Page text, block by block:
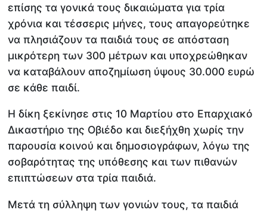
επίσης τα γονικά τους δικαιώματα για τρία
χρόνια και τέσσερις μήνες, τους απαγορεύτηκε
να πλησιάζουν τα παιδιά τους σε απόσταση
μικρότερη των 300 μέτρων και υποχρεώθηκαν
να καταβάλουν αποζημίωση ύψους 30.000 ευρώ
σε κάθε παιδί.
Η δίκη ξεκίνησε στις 10 Μαρτίου στο Επαρχιακό
Δικαστήριο της Οβιέδο και διεξήχθη χωρίς την
παρουσία κοινού και δημοσιογράφων, λόγω της
σοβαρότητας της υπόθεσης και των πιθανών
επιπτώσεων στα τρία παιδιά.
Μετά τη σύλληψη των γονιών τους, τα παιδιά